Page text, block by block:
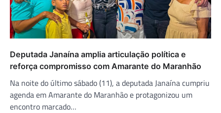
Deputada Janaína amplia articulação política e
reforça compromisso com Amarante do Maranhão
Na noite do último sábado (11), a deputada Janaína cumpriu
agenda em Amarante do Maranhão e protagonizou um
encontro marcado…